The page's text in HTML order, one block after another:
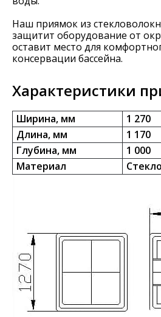
Наш приямок из
защитит оборудование от
оставит место для
консервации бассейна.
Характеристики
Ширина, мм
1 270
Длина, мм
1 170
Глубина, мм
1 000
Материал